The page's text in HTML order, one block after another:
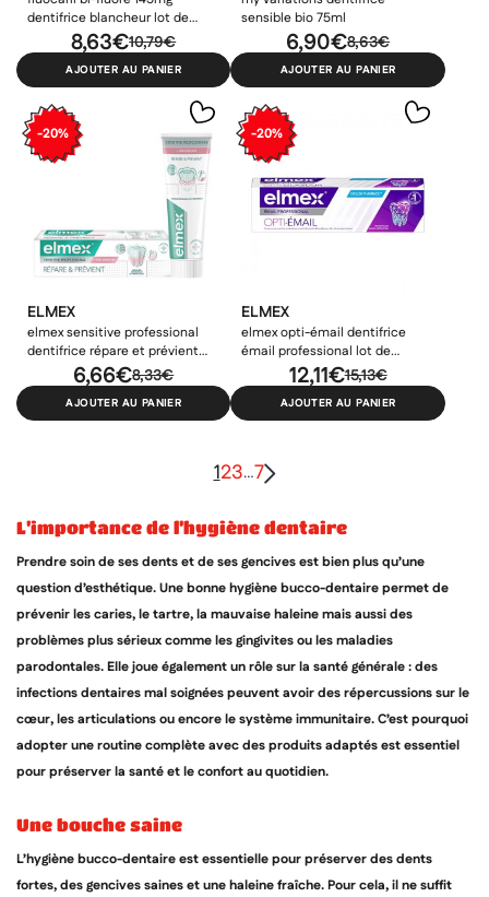
dentifrice blancheur lot de
10,79€
8,63€
AJOUTER AU PANIER
sensible bio 75ml
8,63€
6,90€
AJOUTER AU PANIER
-20%
ELMEX
elmex sensitive professional
dentifrice répare et prévient
8,33€
6,66€
AJOUTER AU PANIER
-20%
ELMEX
elmex opti-émail dentifrice
émail professional lot de
15,13€
12,11€
AJOUTER AU PANIER
123…7
l’importance de l’hygiène dentaire
Prendre soin de ses dents et de ses gencives est bien plus qu’une
question d’esthétique. Une bonne hygiène bucco-dentaire permet de
prévenir les caries, le tartre, la mauvaise haleine mais aussi des
problèmes plus sérieux comme les gingivites ou les maladies
parodontales. Elle joue également un rôle sur la santé générale : des
infections dentaires mal soignées peuvent avoir des répercussions sur le
cœur, les articulations ou encore le système immunitaire. C’est pourquoi
adopter une routine complète avec des produits adaptés est essentiel
pour préserver la santé et le confort au quotidien.
une bouche saine
L’hygiène bucco-dentaire est essentielle pour préserver des dents
fortes, des gencives saines et une haleine fraîche. Pour cela, il ne suffit